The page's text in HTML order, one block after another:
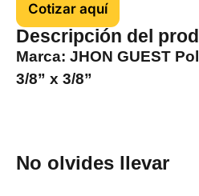
Cotizar aquí
Descripción del
Marca: JHON GUEST
3/8” x 3/8”
No olvides llevar